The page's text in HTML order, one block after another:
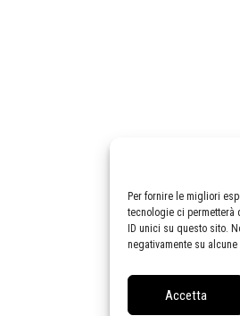
Per fornire le migliori
tecnologie ci permetterà
ID unici su questo sito.
negativamente su
Accetta